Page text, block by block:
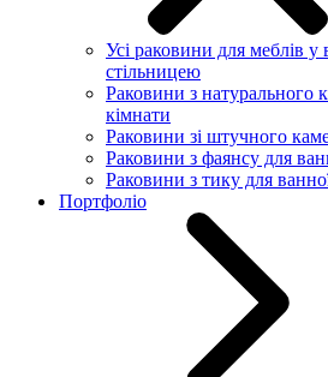
Усі раковини для меблів у
стільницею
Раковини з натурального
кімнати
Раковини зі штучного
Раковини з фаянсу для
Раковини з тику для
Портфоліо